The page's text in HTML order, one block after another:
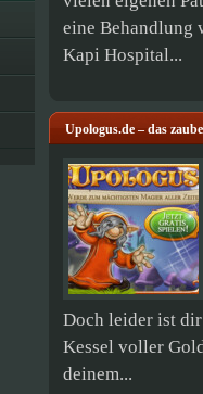
eine Behandlung
Kapi Hospital...
Upologus.de – das
Doch leider ist
Kessel voller
deinem...